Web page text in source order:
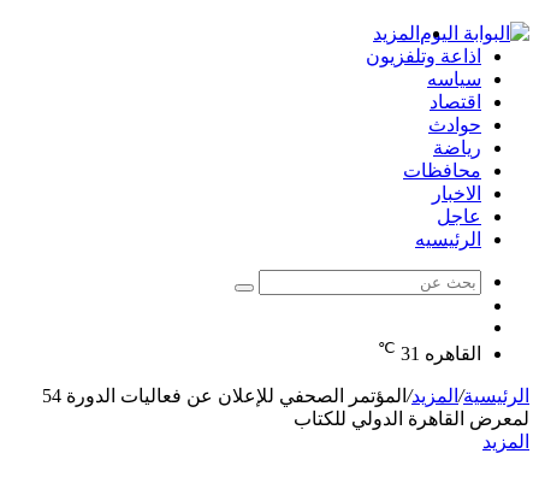
المزيد
اذاعة وتلفزيون
سياسه
اقتصاد
حوادث
رياضة
محافظات
الاخبار
عاجل
الرئيسيه
بحث
عشوائي
القاهره 31
℃
الرئيسية/ المزيد/
المؤتمر الصحفي للإعلان عن فعاليات الدورة 54
لمعرض القاهرة الدولي للكتاب
المزيد